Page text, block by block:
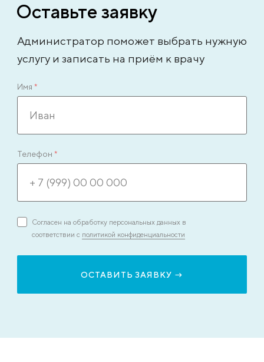
Оставьте заявку
Администратор поможет выбрать нужную
услугу и записать на приём к врачу
Имя *
Телефон *
Согласен на обработку персональных данных в
соответствии с политикой конфиденциальности